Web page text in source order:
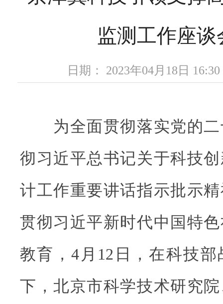
监测工作座谈
日期： 2023年04月18日
为全面贯彻落实党的二
彻习近平总书记关于科技
计工作重要讲话指示批示
贯彻习近平新时代中国特
教育，4月12日，在科技
下，北京市科学技术研究